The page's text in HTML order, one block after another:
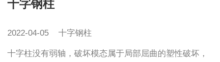
十字钢柱
2022-04-05 十字钢柱
​十字柱没有弱轴，破坏模态属于局部屈曲的塑性破坏，